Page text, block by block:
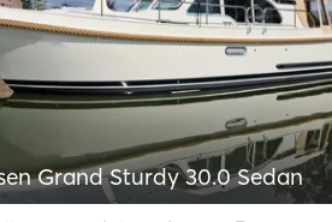
Grand Sturdy 30.0 Sedan